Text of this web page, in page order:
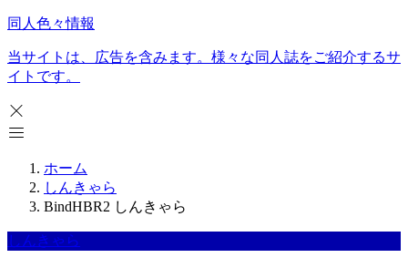
同人色々情報
当サイトは、広告を含みます。様々な同人誌をご紹介するサ
イトです。
ホーム
しんきゃら
BindHBR2 しんきゃら
しんきゃら